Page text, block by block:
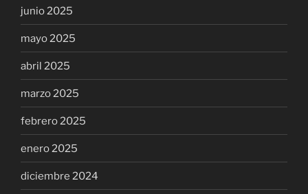
junio 2025
mayo 2025
abril 2025
marzo 2025
febrero 2025
enero 2025
diciembre 2024